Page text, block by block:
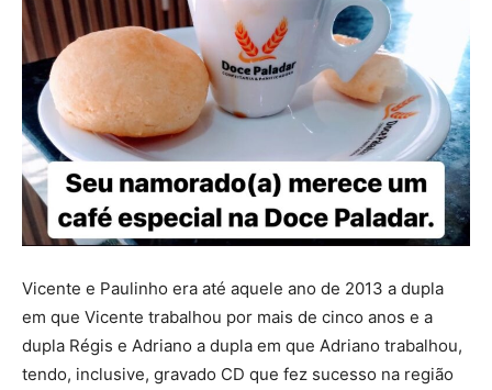
Vicente e Paulinho era até aquele ano de 2013 a dupla
em que Vicente trabalhou por mais de cinco anos e a
dupla Régis e Adriano a dupla em que Adriano trabalhou,
tendo, inclusive, gravado CD que fez sucesso na região